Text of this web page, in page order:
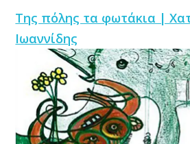
Της πόλης τα φωτάκια |
Ιωαννίδης